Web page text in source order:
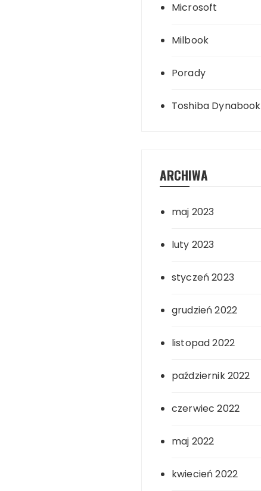
Microsoft
Milbook
Porady
Toshiba Dynabook
ARCHIWA
maj 2023
luty 2023
styczeń 2023
grudzień 2022
listopad 2022
październik 2022
czerwiec 2022
maj 2022
kwiecień 2022